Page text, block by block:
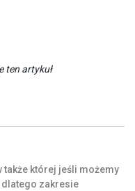
ten artykuł
także której jeśli możemy
dlatego zakresie